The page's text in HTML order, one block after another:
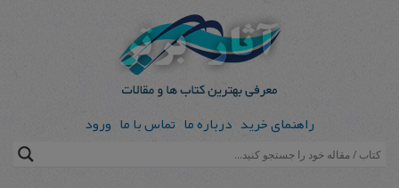
راهنمای خرید درباره ما تماس با ما ورود